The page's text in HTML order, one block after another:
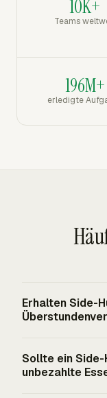
10K+
Teams
196M+
erledigte
Erhalten Side-
erfasste nicht
unabhängige
Sollte ein
unbezahlte